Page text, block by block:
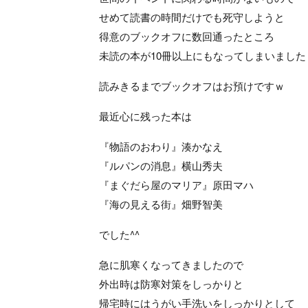
せめて読書の時間だけでも死守しようと
得意のブックオフに数回通ったところ
未読の本が10冊以上にもなってしまいまし
読みきるまでブックオフはお預けですｗ
最近心に残った本は
『物語のおわり』湊かなえ
『ルパンの消息』横山秀夫
『まぐだら屋のマリア』原田マハ
『海の見える街』畑野智美
でした^^
急に肌寒くなってきましたので
外出時は防寒対策をしっかりと
帰宅時にはうがい手洗いをしっかりとして